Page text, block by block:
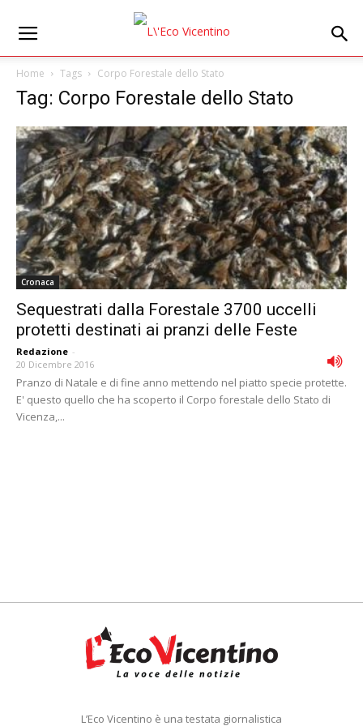
Home Tags Corpo Forestale dello Stato
Tag: Corpo Forestale dello Stato
Cronaca
Sequestrati dalla Forestale 3700 uccelli
protetti destinati ai pranzi delle Feste
Redazione -
20 Dicembre 2016
Pranzo di Natale e di fine anno mettendo nel piatto specie protette.
E' questo quello che ha scoperto il Corpo forestale dello Stato di
Vicenza,...
L’Eco Vicentino è una testata giornalistica